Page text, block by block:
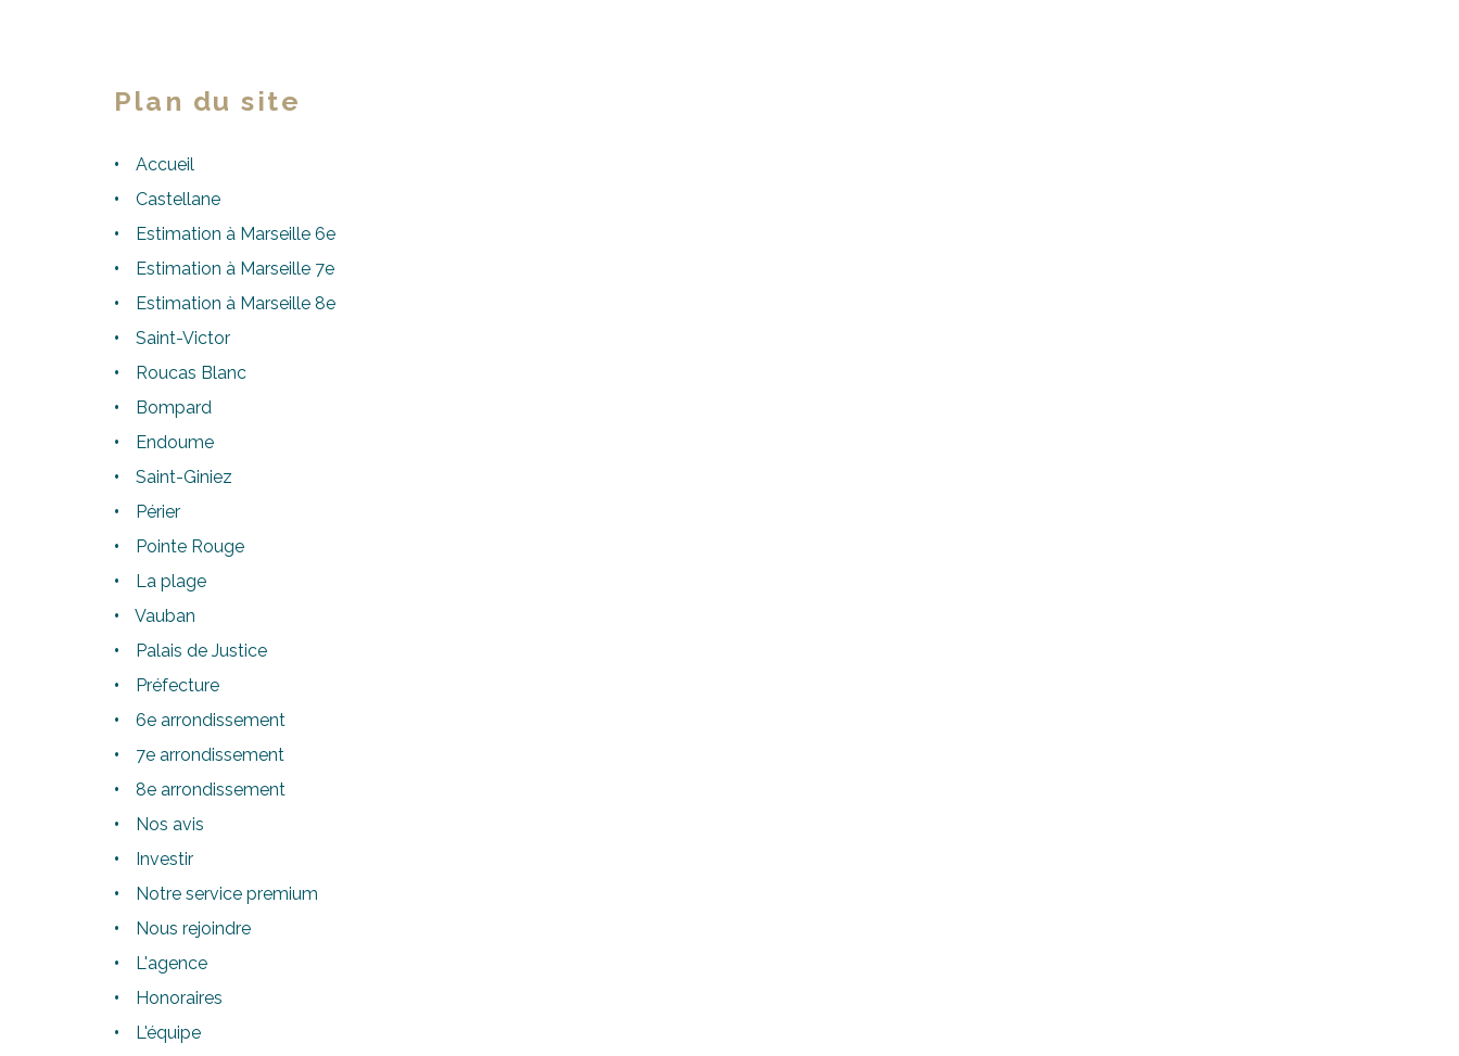
Plan du site
Accueil
Castellane
Estimation à Marseille 6e
Estimation à Marseille 7e
Estimation à Marseille 8e
Saint-Victor
Roucas Blanc
Bompard
Endoume
Saint-Giniez
Périer
Pointe Rouge
La plage
Vauban
Palais de Justice
Préfecture
6e arrondissement
7e arrondissement
8e arrondissement
Nos avis
Investir
Notre service premium
Nous rejoindre
L'agence
Honoraires
L'équipe